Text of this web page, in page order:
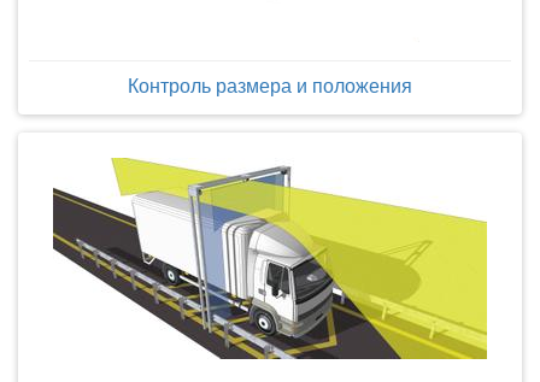
Контроль размера и положения